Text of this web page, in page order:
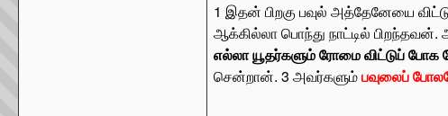
1 இதன் பிறகு பவுல் அத்தேனேயை
ஆக்கில்லா பொந்து நாட்டில் பிறந்தவன்.
எல்லா யூதர்களும் ரோமை விட்டுப்
சென்றான். 3 அவர்களும்பவுலைப்